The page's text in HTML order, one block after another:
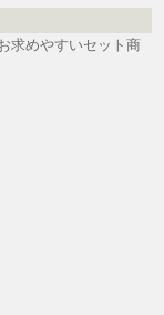
求めやすいセット商